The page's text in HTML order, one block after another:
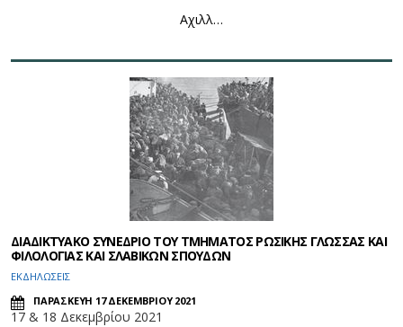
Αχιλλ…
ΔΙΑΔΙΚΤΥΑΚΟ ΣΥΝΕΔΡΙΟ ΤΟΥ ΤΜΗΜΑΤΟΣ ΡΩΣΙΚΗΣ ΓΛΩΣΣΑΣ ΚΑΙ
ΦΙΛΟΛΟΓΙΑΣ ΚΑΙ ΣΛΑΒΙΚΩΝ ΣΠΟΥΔΩΝ
ΕΚΔΗΛΩΣΕΙΣ
ΠΑΡΑΣΚΕΥΗ 17 ΔΕΚΕΜΒΡΙΟΥ 2021
17 & 18 Δεκεμβρίου 2021